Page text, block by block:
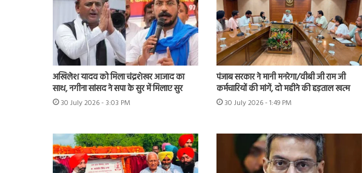
अखिलेश यादव को मिला चंद्रशेखर आजाद का
साथ, नगीना सांसद ने सपा के सुर में मिलाए सुर
30 July 2026 - 3:03 PM
पंजाब सरकार ने मानी मनरेगा/वीबी जी राम जी
कर्मचारियों की मांगें, दो महीने की हड़ताल खत्म
30 July 2026 - 1:49 PM